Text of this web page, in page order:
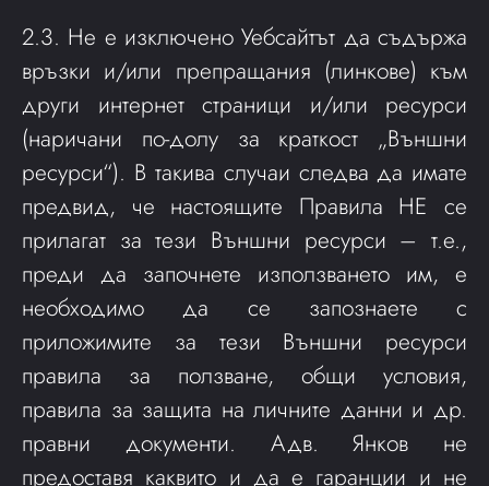
2.3. Не е изключено Уебсайтът да съдържа
връзки и/или препращания (линкове) към
други интернет страници и/или ресурси
(наричани по-долу за краткост „Външни
ресурси“). В такива случаи следва да имате
предвид, че настоящите Правила НЕ се
прилагат за тези Външни ресурси – т.е.,
преди да започнете използването им, е
необходимо да се запознаете с
приложимите за тези Външни ресурси
правила за ползване, общи условия,
правила за защита на личните данни и др.
правни документи. Адв. Янков не
предоставя каквито и да е гаранции и не